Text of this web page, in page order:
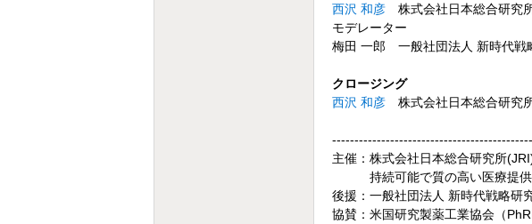
西沢 和彦 株式会社日本総合研
モデレーター
梅田 一郎 一般社団法人 新時代
クロージング
西沢 和彦 株式会社日本総合研
主催：株式会社日本総合研究所
持続可能で質の高い医療提供
後援：一般社団法人 新時代戦略研
協賛：米国研究製薬工業協会（